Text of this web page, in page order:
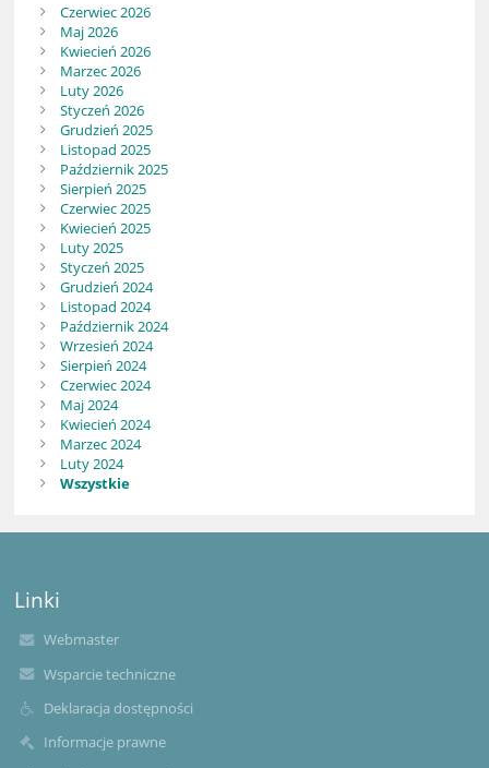
Czerwiec 2026
Maj 2026
Kwiecień 2026
Marzec 2026
Luty 2026
Styczeń 2026
Grudzień 2025
Listopad 2025
Październik 2025
Sierpień 2025
Czerwiec 2025
Kwiecień 2025
Luty 2025
Styczeń 2025
Grudzień 2024
Listopad 2024
Październik 2024
Wrzesień 2024
Sierpień 2024
Czerwiec 2024
Maj 2024
Kwiecień 2024
Marzec 2024
Luty 2024
Wszystkie
Linki
Webmaster
Wsparcie techniczne
Deklaracja dostępności
Informacje prawne